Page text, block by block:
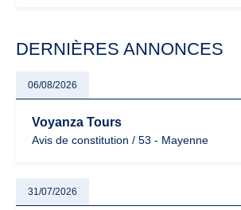
DERNIÈRES ANNONCES
06/08/2026
Voyanza Tours
Avis de constitution / 53 - Mayenne
31/07/2026